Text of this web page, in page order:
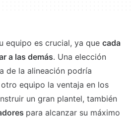
equipo es crucial, ya que cada
a las demás. Una elección
de la alineación podría
equipo la ventaja en los
un gran plantel, también
para alcanzar su máximo